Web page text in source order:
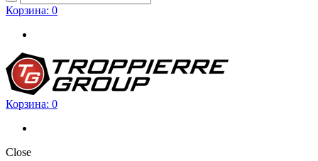
Корзина: 0
Корзина: 0
Close